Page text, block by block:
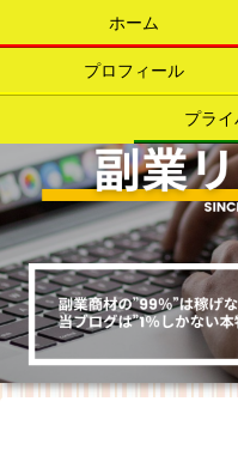
ホーム
プロフィール
プラ